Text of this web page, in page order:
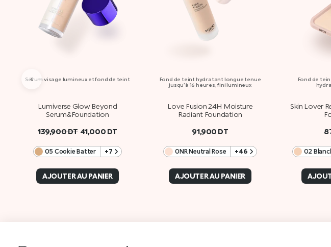
Sérum visage lumineux et fond de teint
Lumiverse Glow Beyond
Serum&Foundation
139,900DT 41,000 DT
05 Cookie Batter +7
AJOUTER AU PANIER
Fond de teint hydratant longue tenue
jusqu’à 16 heures, fini lumineux
Love Fusion 24H Moisture
Radiant Foundation
91,900 DT
0NR Neutral Rose +46
AJOUTER AU PANIER
Fond de
Skin Lover
02
‹